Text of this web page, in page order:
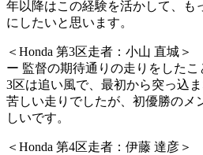
年以降はこの経験を活かして、も
にしたいと思います。
＜Honda 第3区走者：小山 直城＞
ー 監督の期待通りの走りをしたこ
3区は追い風で、最初から突っ込
苦しい走りでしたが、初優勝のメ
しいです。
＜Honda 第4区走者：伊藤 達彦＞